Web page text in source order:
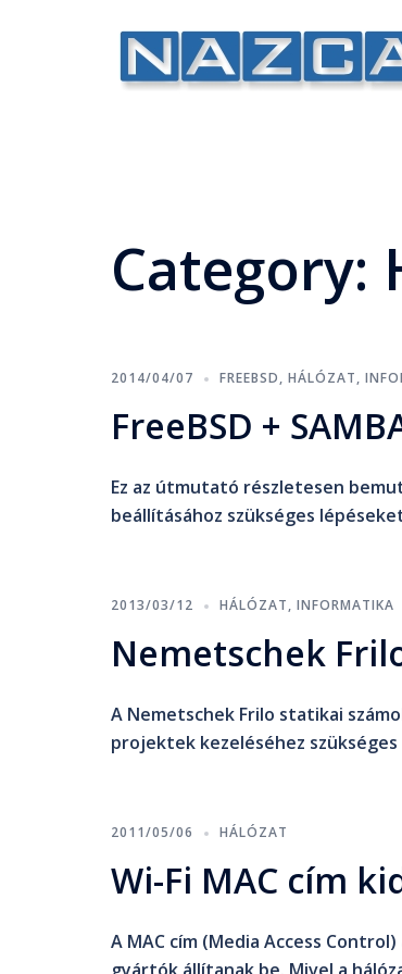
Category:
2014/04/07 FREEBSD, HÁLÓZAT,
FreeBSD +
Ez az útmutató részletesen
beállításához szükséges
2013/03/12 HÁLÓZAT, INFORMATIKA
Nemetschek
A Nemetschek Frilo statikai
projektek kezeléséhez
2011/05/06 HÁLÓZAT
Wi-Fi MAC cím
A MAC cím (Media Access